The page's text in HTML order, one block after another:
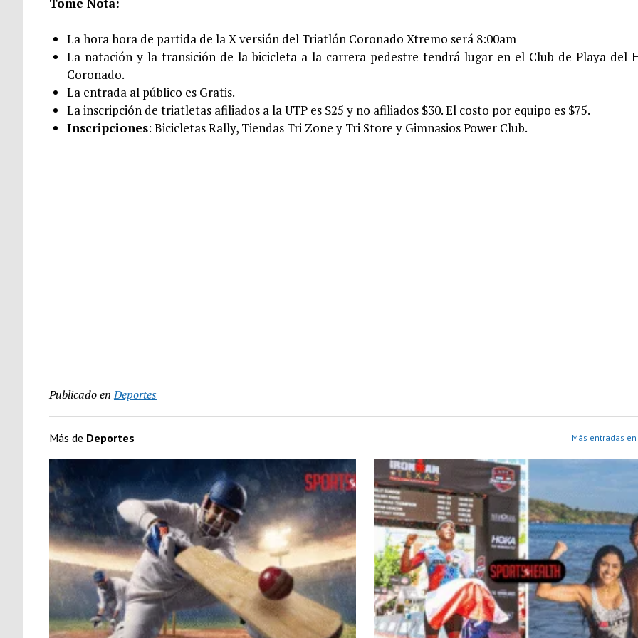
La hora hora de partida de la X versión del Triatlón Coronado Xtremo será 8:00am
La natación y la transición de la bicicleta a la carrera pedestre tendrá lugar en el Club de Playa del
Coronado.
La entrada al público es Gratis.
La inscripción de triatletas afiliados a la UTP es $25 y no afiliados $30. El costo por equipo es $75.
Inscripciones: Bicicletas Rally, Tiendas Tri Zone y Tri Store y Gimnasios Power Club.
Publicado en Deportes
Más de Deportes Más entradas